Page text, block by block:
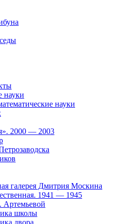
науки
науки
2000 — 2003
галерея Дмитрия Москина
1941 — 1945
Артемьевой
школы